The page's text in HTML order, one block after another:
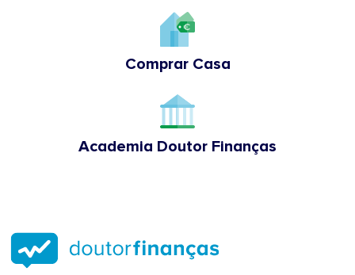
Comprar Casa
Academia Doutor Finanças